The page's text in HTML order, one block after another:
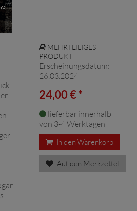
MEHRTEILIGES
PRODUKT
Erscheinungsdatum:
26.03.2024
24,00 € *
lieferbar innerhalb
von 3-4 Werktagen
In den Warenkorb
Auf den Merkzettel